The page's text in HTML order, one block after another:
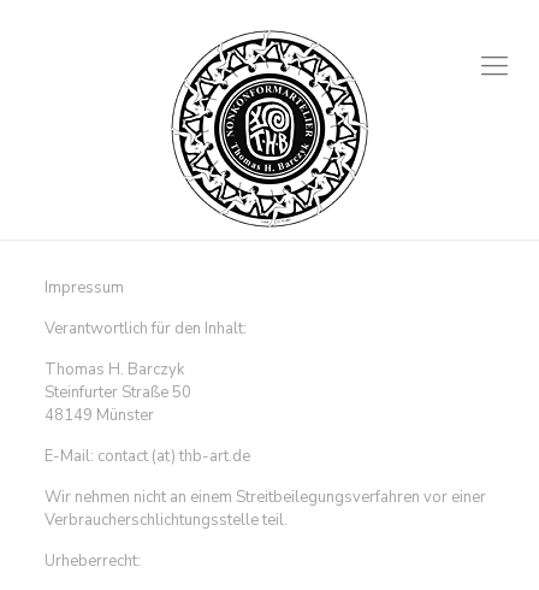
Impressum
Verantwortlich für den Inhalt:
Thomas H. Barczyk
Steinfurter Straße 50
48149 Münster
E-Mail: contact (at) thb-art.de
Wir nehmen nicht an einem Streitbeilegungsverfahren vor einer
Verbraucherschlichtungsstelle teil.
Urheberrecht: